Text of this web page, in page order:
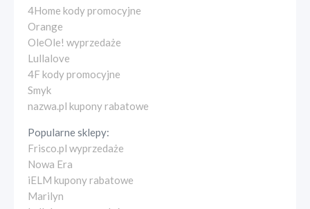
4Home kody promocyjne
Orange
OleOle! wyprzedaże
Lullalove
4F kody promocyjne
Smyk
nazwa.pl kupony rabatowe
Popularne sklepy:
Frisco.pl wyprzedaże
Nowa Era
iELM kupony rabatowe
Marilyn